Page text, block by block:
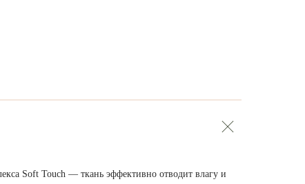
Soft Touch — ткань эффективно отводит влагу и